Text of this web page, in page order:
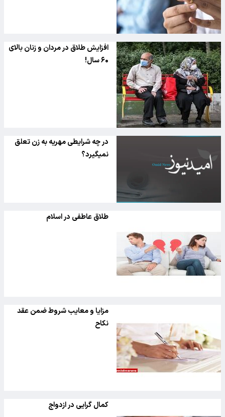
افزایش طلاق در مردان و زنان بالای
۶۰ سال!
در چه شرایطی مهریه به زن تعلق
نمیگیرد؟
طلاق عاطفی در اسلام
مزایا و معایب شروط ضمن عقد
نکاح
کمال گرایی در ازدواج